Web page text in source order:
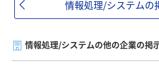
情報処理/システムの
情報処理/システムの他の企業の掲